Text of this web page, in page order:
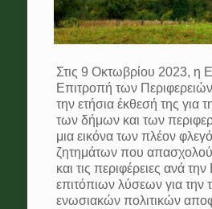
Στις 9 Οκτωβρίου 2023, η
Επιτροπή των
την ετήσια έκθεσή της για
των δήμων και των
μια εικόνα των πλέον
ζητημάτων που
και τις περιφέρειες ανά
επιτόπιων λύσεων για την
ενωσιακών πολιτικών